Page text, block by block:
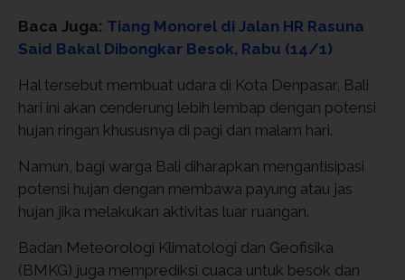
Baca Juga: Tiang Monorel di Jalan HR Rasuna
Said Bakal Dibongkar Besok, Rabu (14/1)
Hal tersebut membuat udara di Kota Denpasar, Bali
hari ini akan cenderung lebih lembap dengan potensi
hujan ringan khususnya di pagi dan malam hari.
Namun, bagi warga Bali diharapkan mengantisipasi
potensi hujan dengan membawa payung atau jas
hujan jika melakukan aktivitas luar ruangan.
Badan Meteorologi Klimatologi dan Geofisika
(BMKG) juga memprediksi cuaca untuk besok dan